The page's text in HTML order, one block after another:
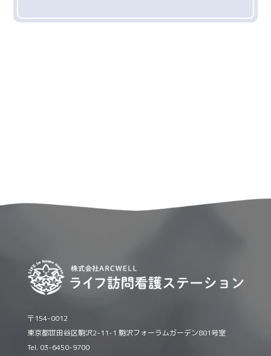
〒154-0012
東京都世田谷区駒沢2-11-1 駒沢フォーラムガーデン801号室
Tel. 03-6450-9700